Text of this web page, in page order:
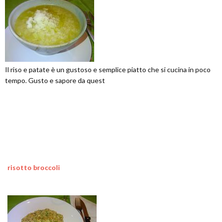
Il riso e patate è un gustoso e semplice piatto che si cucina in poco
tempo. Gusto e sapore da quest
risotto broccoli